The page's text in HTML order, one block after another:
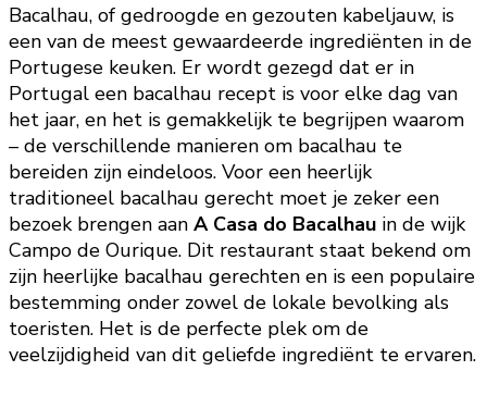
Bacalhau, of gedroogde en gezouten kabeljauw, is
een van de meest gewaardeerde ingrediënten in de
Portugese keuken. Er wordt gezegd dat er in
Portugal een bacalhau recept is voor elke dag van
het jaar, en het is gemakkelijk te begrijpen waarom
– de verschillende manieren om bacalhau te
bereiden zijn eindeloos. Voor een heerlijk
traditioneel bacalhau gerecht moet je zeker een
bezoek brengen aan A Casa do Bacalhau in de wijk
Campo de Ourique. Dit restaurant staat bekend om
zijn heerlijke bacalhau gerechten en is een populaire
bestemming onder zowel de lokale bevolking als
toeristen. Het is de perfecte plek om de
veelzijdigheid van dit geliefde ingrediënt te ervaren.